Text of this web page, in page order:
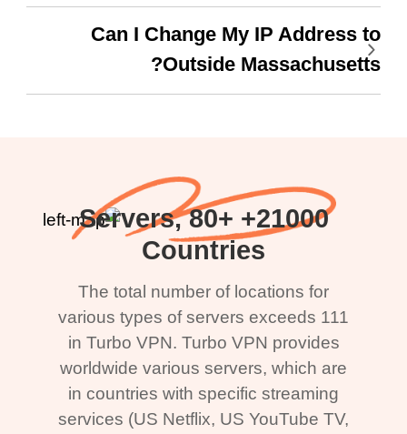
Can I Change My IP Address to
Outside Massachusetts?
21000+ Servers, 80+
Countries
The total number of locations for
various types of servers exceeds 111
in Turbo VPN. Turbo VPN provides
worldwide various servers, which are
in countries with specific streaming
services (US Netflix, US YouTube TV,